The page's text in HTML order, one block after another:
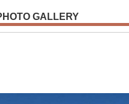
GALLERY